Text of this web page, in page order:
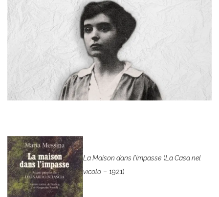
La Maison dans l’impasse (La Casa nel
vicolo – 1921)